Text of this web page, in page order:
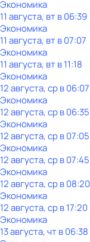
Экономика
11 августа, вт в 06:39
Экономика
11 августа, вт в 07:07
Экономика
11 августа, вт в 11:18
Экономика
12 августа, ср в 06:07
Экономика
12 августа, ср в 06:35
Экономика
12 августа, ср в 07:05
Экономика
12 августа, ср в 07:45
Экономика
12 августа, ср в 08:20
Экономика
12 августа, ср в 17:20
Экономика
13 августа, чт в 06:38